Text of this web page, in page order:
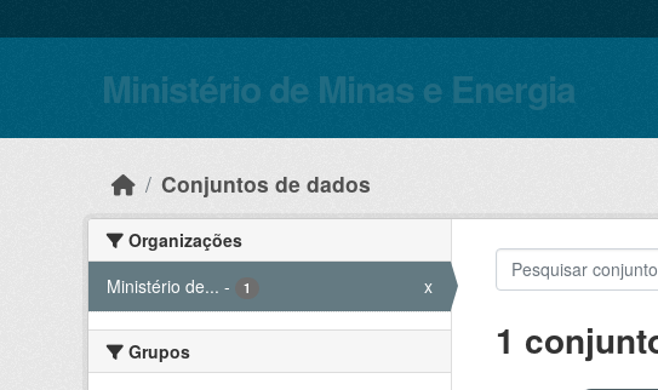
Ministério de Minas e Energia
Conjuntos de dados
Organizações
Ministério de... - 1 x
Grupos 1